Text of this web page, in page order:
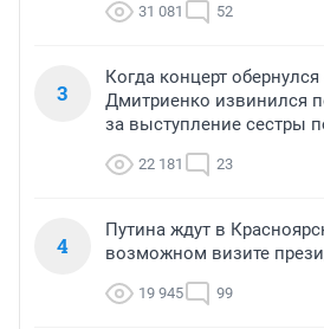
31 081 52
3
Когда концерт
Дмитриенко извинился
за выступление сестры
22 181 23
4
Путина ждут в
возможном визите
19 945 99